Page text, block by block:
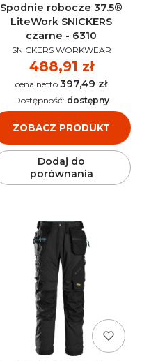
Spodnie robocze 37.5®
LiteWork SNICKERS
czarne - 6310
PRODUCENT
SNICKERS WORKWEAR
Cena
488,91 zł
Cena 397,49 zł
ZOBACZ PRODUKT
Dostępność: dostępny
Dodaj do
porównania